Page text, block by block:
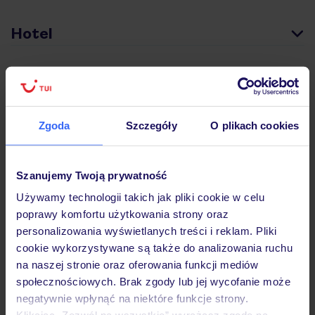
Zgoda Szczegóły O plikach cookies
Szanujemy Twoją prywatność
Używamy technologii takich jak pliki cookie w celu
poprawy komfortu użytkowania strony oraz
personalizowania wyświetlanych treści i reklam. Pliki
cookie wykorzystywane są także do analizowania ruchu
na naszej stronie oraz oferowania funkcji mediów
społecznościowych. Brak zgody lub jej wycofanie może
negatywnie wpłynąć na niektóre funkcje strony.
Hotel
Wyżywienie
Atrakcje
Ważne informacje
Często zadawane pytania
Jak zmienić uczestników/osobę zgłaszającą?
Czy w Hotelu będzie przedstawiciel TUI?
Na jakiej podstawie i gdzie otrzymam karty